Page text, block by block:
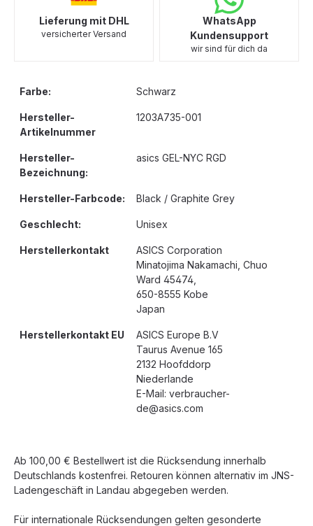
Lieferung mit DHL
versicherter Versand
WhatsApp
Kundensupport
wir sind für dich da
Farbe: Schwarz
Hersteller-
Artikelnummer
1203A735-001
Hersteller-
Bezeichnung:
asics GEL-NYC RGD
Hersteller-Farbcode: Black / Graphite Grey
Geschlecht: Unisex
Herstellerkontakt
ASICS Corporation
Minatojima Nakamachi, Chuo
Ward 45474,
650-8555 Kobe
Japan
Herstellerkontakt EU
ASICS Europe B.V
Taurus Avenue 165
2132 Hoofddorp
Niederlande
E-Mail: verbraucher-
de@asics.com
Ab 100,00 € Bestellwert ist die Rücksendung innerhalb
Deutschlands kostenfrei. Retouren können alternativ im JNS-
Ladengeschäft in Landau abgegeben werden.
Für internationale Rücksendungen gelten gesonderte